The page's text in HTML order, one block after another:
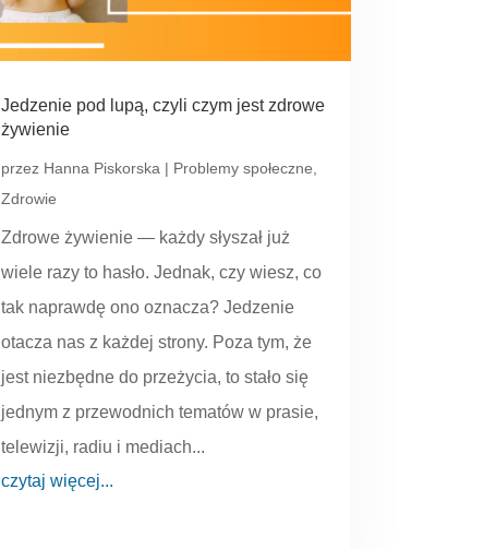
Jedzenie pod lupą, czyli czym jest zdrowe
żywienie
przez Hanna Piskorska | Problemy społeczne
Zdrowie
Zdrowe żywienie — każdy słyszał już
wiele razy to hasło. Jednak, czy wiesz, co
tak naprawdę ono oznacza? Jedzenie
otacza nas z każdej strony. Poza tym, że
jest niezbędne do przeżycia, to stało się
jednym z przewodnich tematów w prasie,
telewizji, radiu i mediach...
czytaj więcej...